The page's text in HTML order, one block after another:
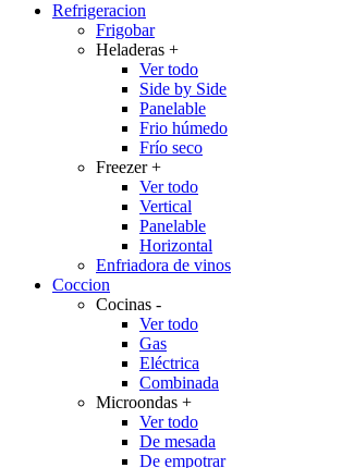
Refrigeracion
Frigobar
Heladeras +
Ver todo
Side by Side
Panelable
Frio húmedo
Frío seco
Freezer+
Ver todo
Vertical
Panelable
Horizontal
Enfriadora de vinos
Coccion
Cocinas -
Ver todo
Gas
Eléctrica
Combinada
Microondas +
Ver todo
De mesada
De empotrar